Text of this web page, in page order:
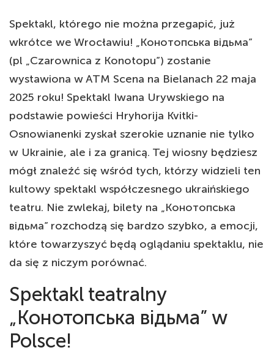
Spektakl, którego nie można przegapić, już
wkrótce we Wrocławiu! „Конотопська відьма”
(pl „Czarownica z Konotopu”) zostanie
wystawiona w ATM Scena na Bielanach 22 maja
2025 roku! Spektakl Iwana Urywskiego na
podstawie powieści Hryhorija Kvitki-
Osnowianenki zyskał szerokie uznanie nie tylko
w Ukrainie, ale i za granicą. Tej wiosny będziesz
mógł znaleźć się wśród tych, którzy widzieli ten
kultowy spektakl współczesnego ukraińskiego
teatru. Nie zwlekaj, bilety na „Конотопська
відьма” rozchodzą się bardzo szybko, a emocji,
które towarzyszyć będą oglądaniu spektaklu, nie
da się z niczym porównać.
Spektakl teatralny
„Конотопська відьма” w
Polsce!